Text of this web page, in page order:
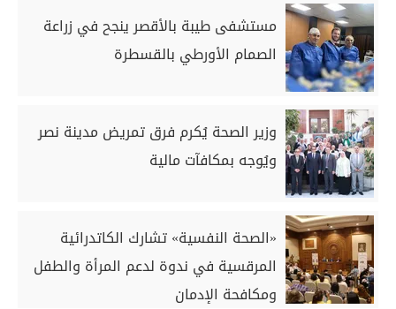
مستشفى طيبة بالأقصر ينجح في زراعة
الصمام الأورطي بالقسطرة
وزير الصحة يُكرم فرق تمريض مدينة نصر
ويُوجه بمكافآت مالية
«الصحة النفسية» تشارك الكاتدرائية
المرقسية في ندوة لدعم المرأة والطفل
ومكافحة الإدمان